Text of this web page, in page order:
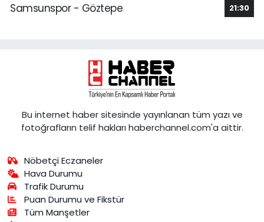
Samsunspor - Göztepe
21:30
Bu internet haber sitesinde yayınlanan tüm yazı ve
fotoğrafların telif hakları haberchannel.com'a aittir.
Nöbetçi Eczaneler
Hava Durumu
Trafik Durumu
Puan Durumu ve Fikstür
Tüm Manşetler